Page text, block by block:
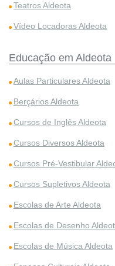
Teatros Aldeota
Vídeo Locadoras Aldeota
Educação em Aldeota
Aulas Particulares Aldeota
Berçários Aldeota
Cursos de Inglês Aldeota
Cursos Diversos Aldeota
Cursos Pré-Vestibular
Cursos Supletivos Aldeota
Escolas de Arte Aldeota
Escolas de Desenho
Escolas de Música Aldeota